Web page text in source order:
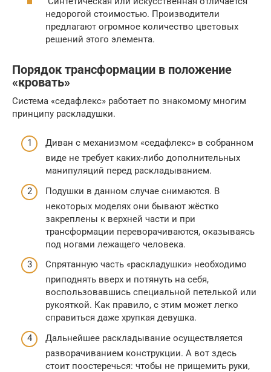
недорогой стоимостью. Производители
предлагают огромное количество цветовых
решений этого элемента.
Порядок трансформации в положение
«кровать»
Система «седафлекс» работает по знакомому многим
принципу раскладушки.
Диван с механизмом «седафлекс» в собранном
виде не требует каких-либо дополнительных
манипуляций перед раскладыванием.
Подушки в данном случае снимаются. В
некоторых моделях они бывают жёстко
закреплены к верхней части и при
трансформации переворачиваются, оказываясь
под ногами лежащего человека.
Спрятанную часть «раскладушки» необходимо
приподнять вверх и потянуть на себя,
воспользовавшись специальной петелькой или
рукояткой. Как правило, с этим может легко
справиться даже хрупкая девушка.
Дальнейшее раскладывание осуществляется
разворачиванием конструкции. А вот здесь
стоит поостеречься: чтобы не прищемить руки,